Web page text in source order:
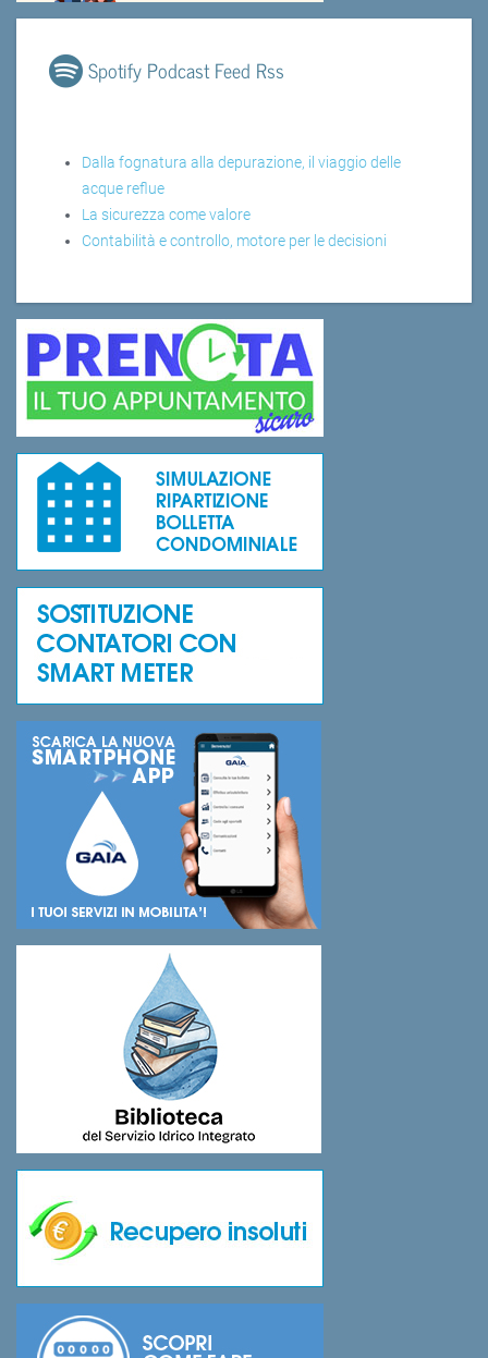
Spotify Podcast Feed Rss
Dalla fognatura alla depurazione, il viaggio delle
acque reflue
La sicurezza come valore
Contabilità e controllo, motore per le decisioni